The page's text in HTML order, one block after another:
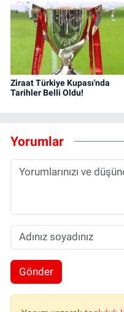
Ziraat Türkiye Kupası'nda
Tarihler Belli Oldu!
Yorumlar
Gönder